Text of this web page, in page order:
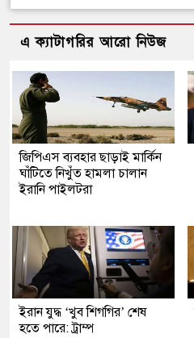
এ ক্যাটাগরির আরো নিউজ
জিপিএস ব্যবহার ছাড়াই মার্কিন
ঘাঁটিতে নিখুঁত হামলা চালান
ইরানি পাইলটরা
ইরান যুদ্ধ ‘খুব শিগগির’ শেষ
হতে পারে: ট্রাম্প